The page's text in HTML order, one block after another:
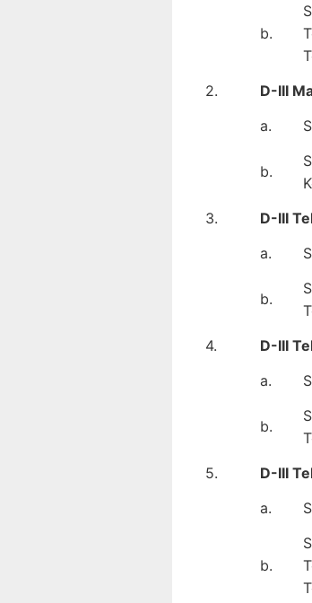
b.
2.
D-III
a.
b.
3.
D-III
a.
b.
4.
D-III
a.
b.
5.
D-III
a.
b.